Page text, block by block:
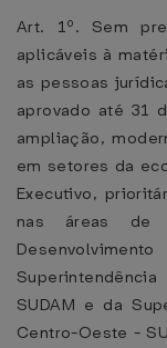
Art. 1º. Sem
aplicáveis à
as pessoas
aprovado até 31
ampliação,
em setores da
Executivo,
nas áreas de
SUDAM e da
Centro-Oeste -